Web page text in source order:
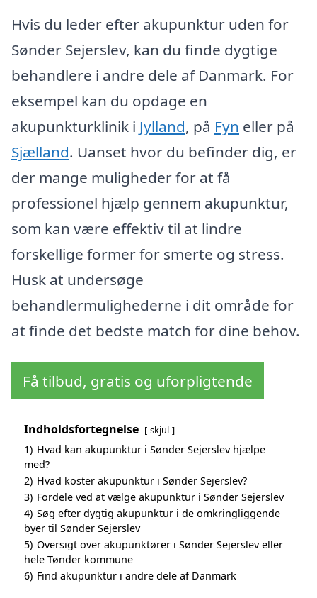
Hvis du leder efter akupunktur uden for
Sønder Sejerslev, kan du finde dygtige
behandlere i andre dele af Danmark. For
eksempel kan du opdage en
akupunkturklinik i Jylland, på Fyn eller på
Sjælland. Uanset hvor du befinder dig, er
der mange muligheder for at få
professionel hjælp gennem akupunktur,
som kan være effektiv til at lindre
forskellige former for smerte og stress.
Husk at undersøge
behandlermulighederne i dit område for
at finde det bedste match for dine behov.
Få tilbud, gratis og uforpligtende
Indholdsfortegnelse skjul
1) Hvad kan akupunktur i Sønder Sejerslev hjælpe
med?
2) Hvad koster akupunktur i Sønder Sejerslev?
3) Fordele ved at vælge akupunktur i Sønder Sejerslev
4) Søg efter dygtig akupunktur i de omkringliggende
byer til Sønder Sejerslev
5) Oversigt over akupunktører i Sønder Sejerslev eller
hele Tønder kommune
6) Find akupunktur i andre dele af Danmark